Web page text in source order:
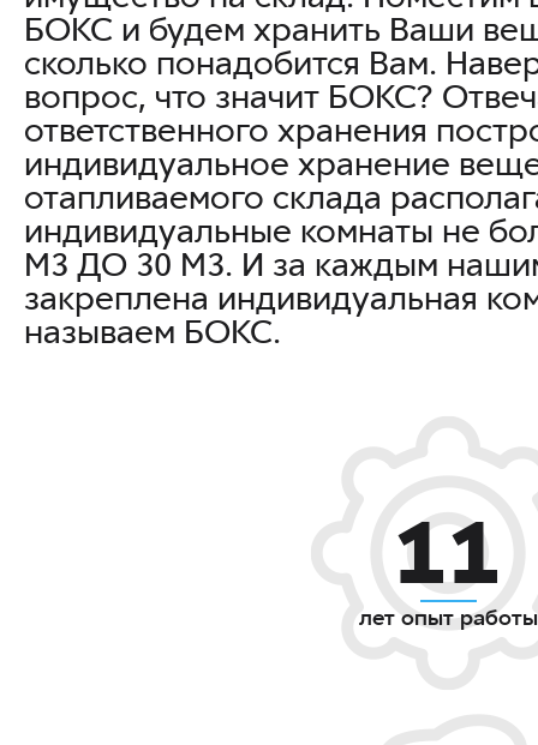
БОКС и будем хранить Ваши
сколько понадобится Вам.
вопрос, что значит БОКС?
ответственного хранения
индивидуальное хранение
отапливаемого склада
индивидуальные комнаты не
М3 ДО 30 М3. И за каждым
закреплена индивидуальная
называем БОКС.
11
лет опыт работы